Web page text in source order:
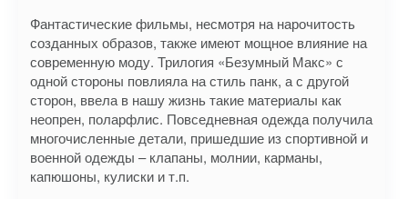
Фантастические фильмы, несмотря на нарочитость
созданных образов, также имеют мощное влияние на
современную моду. Трилогия «Безумный Макс» с
одной стороны повлияла на стиль панк, а с другой
сторон, ввела в нашу жизнь такие материалы как
неопрен, поларфлис. Повседневная одежда получила
многочисленные детали, пришедшие из спортивной и
военной одежды – клапаны, молнии, карманы,
капюшоны, кулиски и т.п.